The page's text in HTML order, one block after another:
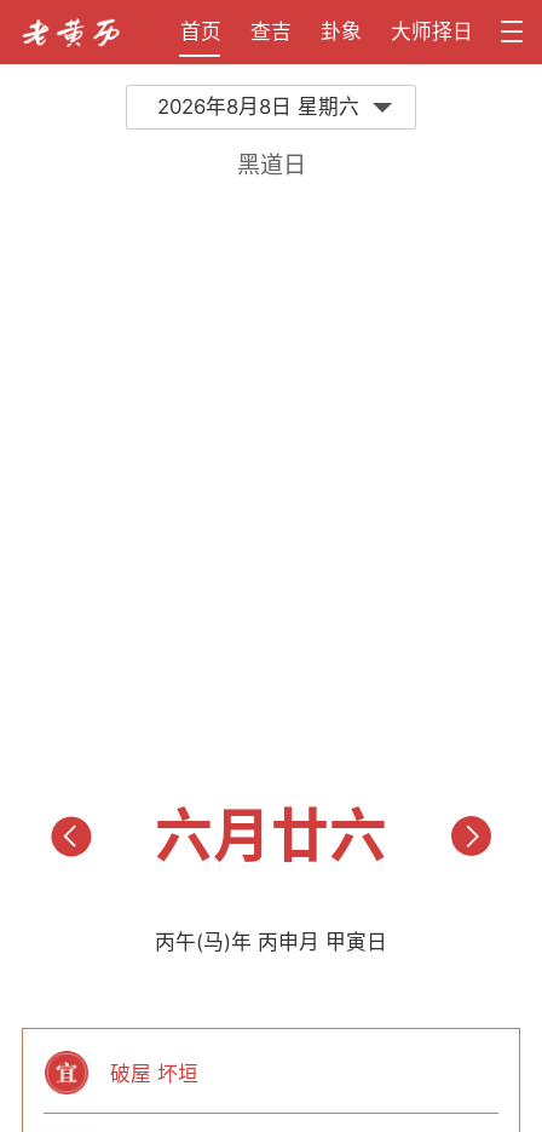
首页 查吉 卦象 大师择日
2026年8月8日 星期六
黑道日
六月廿六
丙午(马)年 丙申月 甲寅日
破屋 坏垣